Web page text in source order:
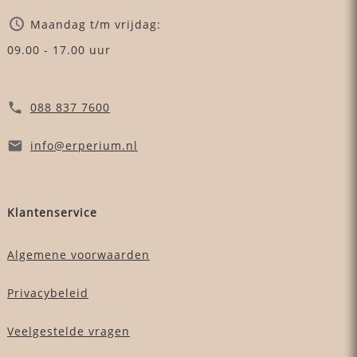
Maandag t/m vrijdag:
09.00 - 17.00 uur
088 837 7600
info@erperium.nl
Klantenservice
Algemene voorwaarden
Privacybeleid
Veelgestelde vragen